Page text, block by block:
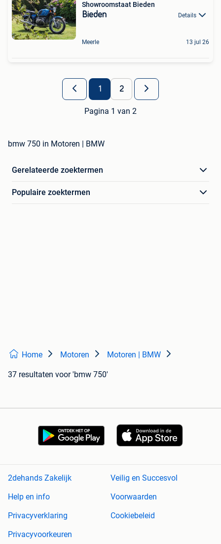
Showroomstaat Bieden
Bieden Details
Meerle 13 jul 26
1 2
Pagina 1 van 2
bmw 750 in Motoren | BMW
Gerelateerde zoektermen
Populaire zoektermen
Home Motoren Motoren | BMW
37 resultaten voor 'bmw 750'
2dehands Zakelijk
Veilig en Succesvol
Help en info
Voorwaarden
Privacyverklaring
Cookiebeleid
Privacyvoorkeuren